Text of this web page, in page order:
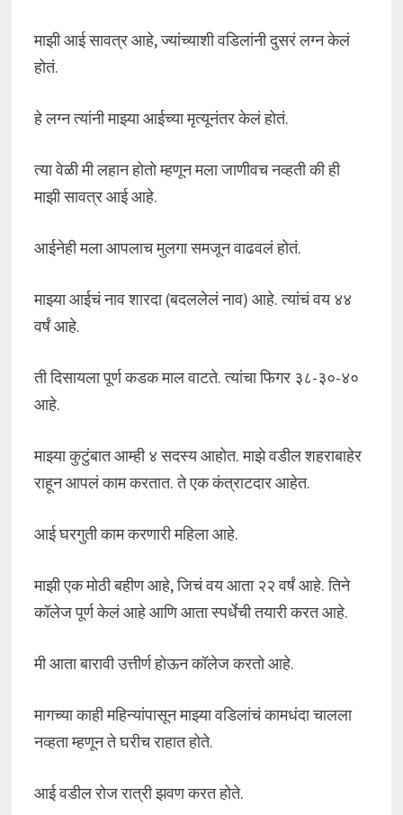
माझी आई सावत्र आहे, ज्यांच्याशी वडिलांनी दुसरं लग्न केलं
होतं.
हे लग्न त्यांनी माझ्या आईच्या मृत्यूनंतर केलं होतं.
त्या वेळी मी लहान होतो म्हणून मला जाणीवच नव्हती की ही
माझी सावत्र आई आहे.
आईनेही मला आपलाच मुलगा समजून वाढवलं होतं.
माझ्या आईचं नाव शारदा (बदललेलं नाव) आहे. त्यांचं वय ४४
वर्षं आहे.
ती दिसायला पूर्ण कडक माल वाटते. त्यांचा फिगर ३८-३०-४०
आहे.
माझ्या कुटुंबात आम्ही ४ सदस्य आहोत. माझे वडील शहराबाहेर
राहून आपलं काम करतात. ते एक कंत्राटदार आहेत.
आई घरगुती काम करणारी महिला आहे.
माझी एक मोठी बहीण आहे, जिचं वय आता २२ वर्षं आहे. तिने
कॉलेज पूर्ण केलं आहे आणि आता स्पर्धेची तयारी करत आहे.
मी आता बारावी उत्तीर्ण होऊन कॉलेज करतो आहे.
मागच्या काही महिन्यांपासून माझ्या वडिलांचं कामधंदा चालला
नव्हता म्हणून ते घरीच राहात होते.
आई वडील रोज रात्री झवण करत होते.